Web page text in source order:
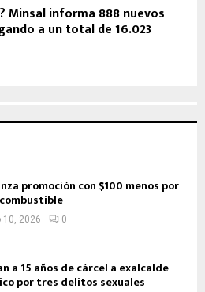
Minsal informa 888 nuevos
a un total de 16.023
promoción con $100 menos por
10, 2026 0
a 15 años de cárcel a exalcalde
por tres delitos sexuales